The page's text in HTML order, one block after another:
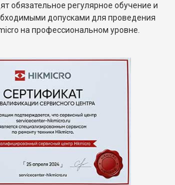
обязательное регулярное обучение и
допусками для проведения
на профессиональном уровне.